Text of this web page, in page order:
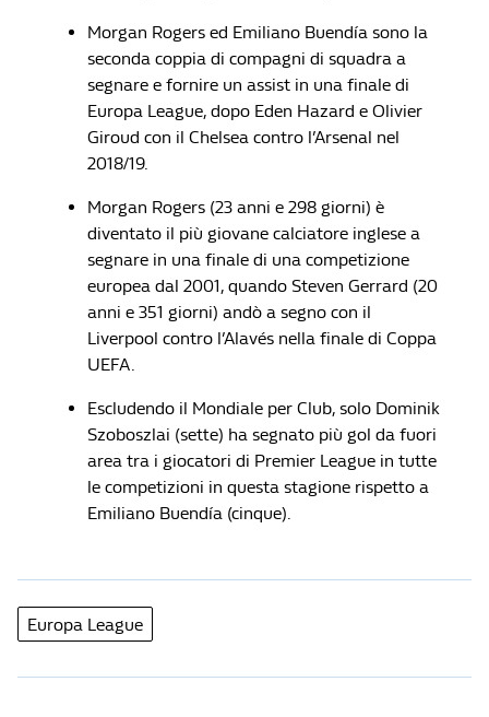
Morgan Rogers ed Emiliano Buendía sono la
seconda coppia di compagni di squadra a
segnare e fornire un assist in una finale di
Europa League, dopo Eden Hazard e Olivier
Giroud con il Chelsea contro l’Arsenal nel
2018/19.
Morgan Rogers (23 anni e 298 giorni) è
diventato il più giovane calciatore inglese a
segnare in una finale di una competizione
europea dal 2001, quando Steven Gerrard (20
anni e 351 giorni) andò a segno con il
Liverpool contro l’Alavés nella finale di Coppa
UEFA.
Escludendo il Mondiale per Club, solo Dominik
Szoboszlai (sette) ha segnato più gol da fuori
area tra i giocatori di Premier League in tutte
le competizioni in questa stagione rispetto a
Emiliano Buendía (cinque).
Europa League